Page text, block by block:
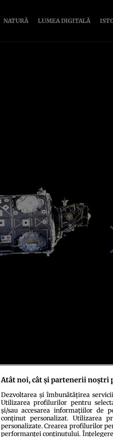
NATURĂ LUMEA DIGITALĂ
Atât noi, cât și partenerii noștri
Dezvoltarea și îmbunătățirea
Utilizarea profilurilor pentru
și/sau accesarea informațiilor de
conținut personalizat. Utilizarea
personalizate. Crearea profilurilor
performanței conținutului.